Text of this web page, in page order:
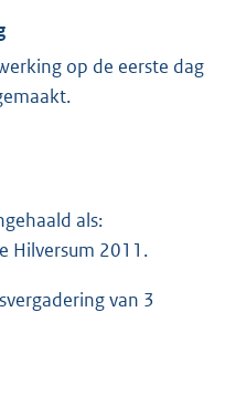
op de eerste dag
als:
Hilversum 2011.
van 3